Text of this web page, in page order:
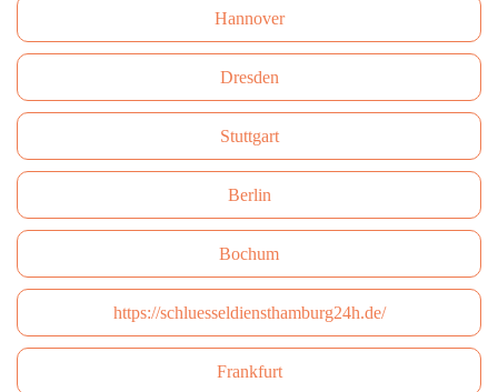
Hannover
Dresden
Stuttgart
Berlin
Bochum
https://schluesseldiensthamburg24h.de/
Frankfurt